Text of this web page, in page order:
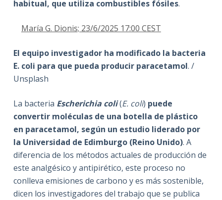
habitual, que utiliza combustibles fósiles.
María G. Dionis; 23/6/2025 17:00 CEST
El equipo investigador ha modificado la bacteria
E. coli para que pueda producir paracetamol. /
Unsplash
La bacteria Escherichia coli(E. coli) puede
convertir moléculas de una botella de plástico
en paracetamol, según un estudio liderado por
la Universidad de Edimburgo (Reino Unido). A
diferencia de los métodos actuales de producción de
este analgésico y antipirético, este proceso no
conlleva emisiones de carbono y es más sostenible,
dicen los investigadores del trabajo que se publica